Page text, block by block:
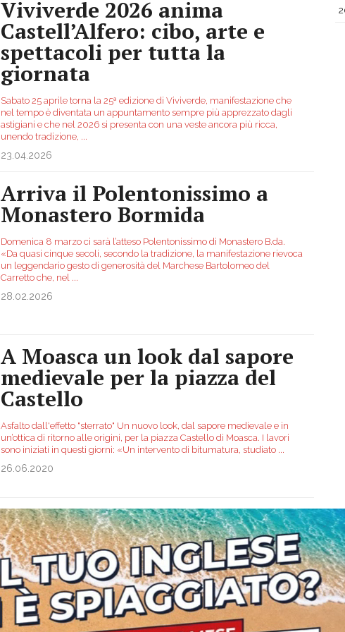
Viviverde 2026 anima
Castell’Alfero: cibo, arte e
spettacoli per tutta la
giornata
Sabato 25 aprile torna la 25ª edizione di Viviverde, manifestazione che
nel tempo è diventata un appuntamento sempre più apprezzato dagli
astigiani e che nel 2026 si presenta con una veste ancora più ricca,
unendo tradizione,
23.04.2026
Arriva il Polentonissimo a
Monastero Bormida
Domenica 8 marzo ci sarà l’atteso Polentonissimo di Monastero B.da.
«Da quasi cinque secoli, secondo la tradizione, la manifestazione rievoca
un leggendario gesto di generosità del Marchese Bartolomeo del
Carretto che, nel
28.02.2026
A Moasca un look dal sapore
medievale per la piazza del
Castello
Asfalto dall'effetto "sterrato" Un nuovo look, dal sapore medievale e in
un’ottica di ritorno alle origini, per la piazza Castello di Moasca. I lavori
sono iniziati in questi giorni: «Un intervento di bitumatura, studiato
26.06.2020